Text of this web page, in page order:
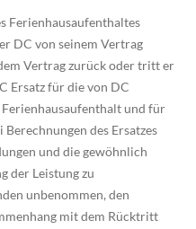
Ferienhausaufenthaltes
DC von seinem Vertrag
Vertrag zurück oder tritt er
Ersatz für die von DC
und für
Berechnungen des Ersatzes
und die gewöhnlich
der Leistung zu
unbenommen, den
mit dem Rücktritt